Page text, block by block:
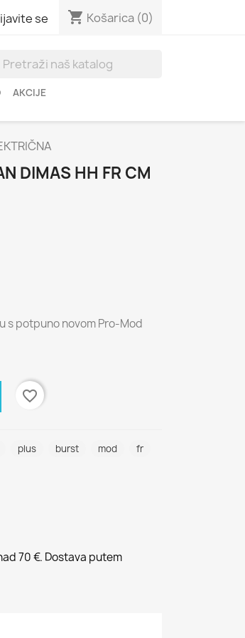
se shopping_cart Košarica (0)
AKCIJE
DIMAS HH FR CM
s potpuno novom Pro-Mod
favorite_border
plus burst mod
fr
70 €. Dostava putem